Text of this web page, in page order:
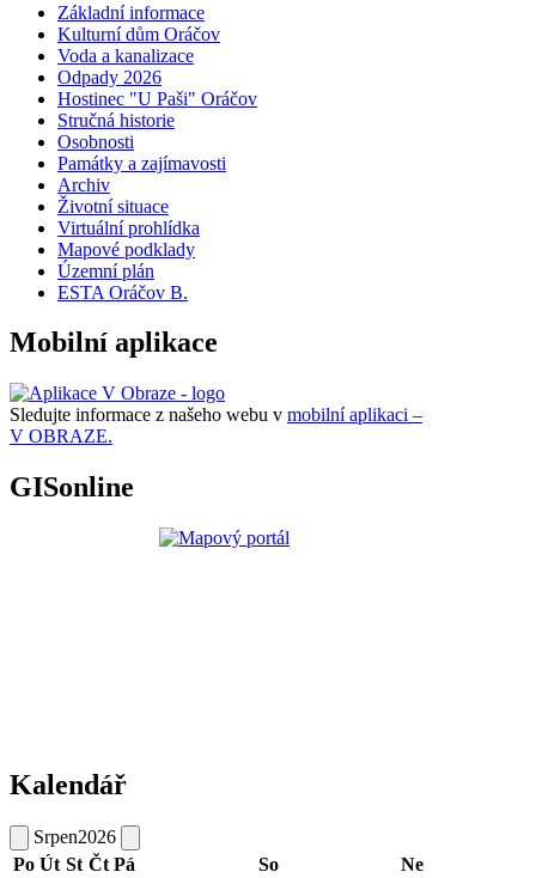
Základní informace
Kulturní dům Oráčov
Voda a kanalizace
Odpady 2026
Hostinec "U Paši" Oráčov
Stručná historie
Osobnosti
Památky a zajímavosti
Archiv
Životní situace
Virtuální prohlídka
Mapové podklady
Územní plán
ESTA Oráčov B.
Mobilní aplikace
Sledujte informace z našeho webu v mobilní aplikaci –
V OBRAZE.
GISonline
Kalendář
Srpen2026
Po Út St Čt Pá So
Ne